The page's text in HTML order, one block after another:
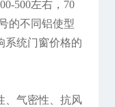
500左右，70
的不同铝使型
系统门窗价格的
、气密性、抗风